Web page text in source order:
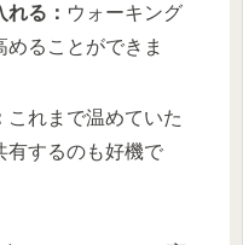
る： ウォーキング
ることができま
これまで温めていた
有するのも好機で